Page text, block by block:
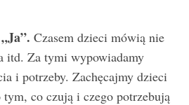
Czasem dzieci mówią nie
itd. Za tymi wypowiadamy
i potrzeby. Zachęcajmy dzieci
co czują i czego potrzebują